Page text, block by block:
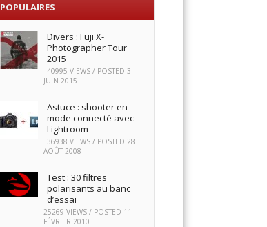
POPULAIRES
Divers : Fuji X-
Photographer Tour
2015
40995 VIEWS / POSTED3
JUIN 2015
Astuce : shooter en
mode connecté avec
Lightroom
36938 VIEWS / POSTED28
AOÛT 2008
Test : 30 filtres
polarisants au banc
d’essai
25269 VIEWS / POSTED 11
FÉVRIER 2010